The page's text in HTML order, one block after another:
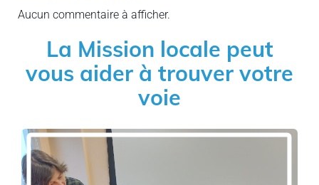
Aucun commentaire à afficher.
La Mission locale peut
vous aider à trouver votre
voie